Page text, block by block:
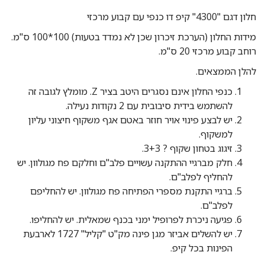
חלון דגם "4300" קיפ דו כנפי עם קבוע מרכזי
מידות החלון (הערכת זיכרון שכן לא נמדד בטעות) 100*100 ס"מ.
רוחב קבוע מרכזי 20 ס"מ.
להלן הממצאים.
כנפי החלון אינם נסגרים היטב בציר Z. מומלץ לגובה זה
להשתמש בידית סיבובית עם 2 נקודות נעילה.
יש לבצע פינוי אויר חוזר באטם אגף משקוף חיצוני עליון
למשקוף.
זיגוג בטחון שקוף ? 3+3.
חלק מברגיי ההתקנה עשויים פלב"ם וחלקם פח מגולוון. יש
להחליף לפלב"ם.
ברגיי התקנת מספרי הפתיחה פח מגולוון. יש להחליפם
לפלב"ם.
פגיעה ניכרת לפרופיל ימני בכנף שמאלית. יש להחליפו.
יש להשלים אביזר מגן פינה מק"ט "קליל" 1727 לארבעת
הפינות בכל קיפ.